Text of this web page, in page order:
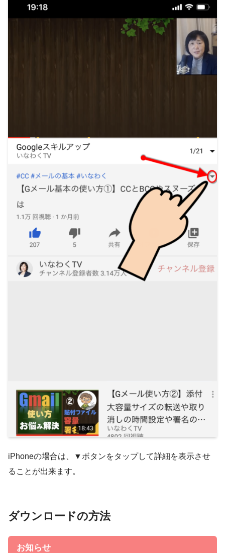
iPhoneの場合は、▼ボタンをタップして詳細を表示させ
ることが出来ます。
ダウンロードの方法
お知らせ